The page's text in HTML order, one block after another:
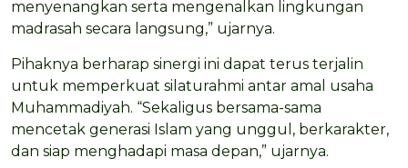
menyenangkan serta mengenalkan lingkungan
madrasah secara langsung,” ujarnya.
Pihaknya berharap sinergi ini dapat terus terjalin
untuk memperkuat silaturahmi antar amal usaha
Muhammadiyah. “Sekaligus bersama-sama
mencetak generasi Islam yang unggul, berkarakter,
dan siap menghadapi masa depan,” ujarnya.